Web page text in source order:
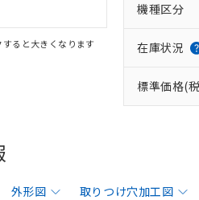
ると大きくなります
機種区分
在庫状況
標準価格(
外形図 取りつけ穴加工図